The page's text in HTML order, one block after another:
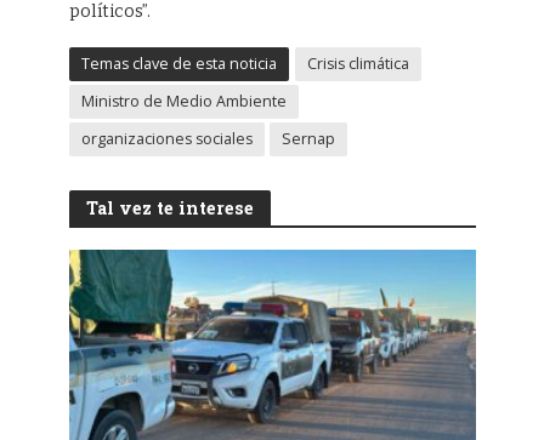
políticos”.
Temas clave de esta noticia
Crisis climática
Ministro de Medio Ambiente
organizaciones sociales
Sernap
Tal vez te interese